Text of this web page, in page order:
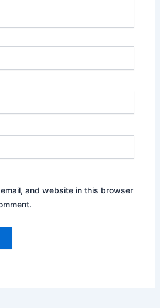
and website in this browser